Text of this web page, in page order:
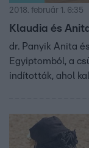
2018. február 1. 6:35
Klaudia és
dr. Panyik Anita
Egyiptomból, a
indították, ahol